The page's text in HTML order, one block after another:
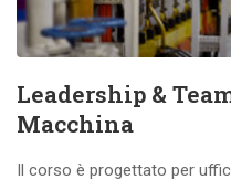
Leadership &
Macchina
Il corso è progettato per